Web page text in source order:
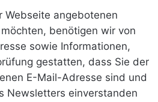
Webseite angebotenen
benötigen wir von
sowie Informationen,
gestatten, dass Sie der
E-Mail-Adresse sind und
Newsletters einverstanden